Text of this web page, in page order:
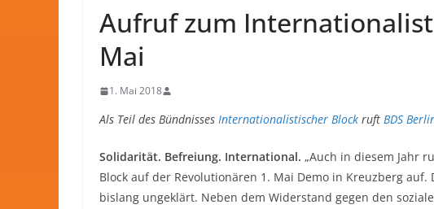
Aufruf zum
Mai
1. Mai 2018
Als Teil des Bündnisses Internationalistischer Block ruft BDS
Solidarität. Befreiung. International. „Auch in diesem Jahr
Block auf der Revolutionären 1. Mai Demo in Kreuzberg
bislang ungeklärt. Neben dem Widerstand gegen den